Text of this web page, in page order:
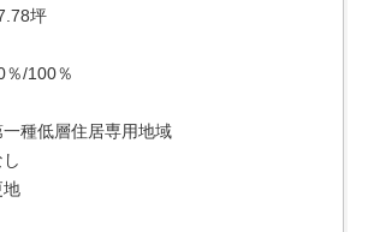
坪
％/100％
一種低層住居専用地域
地